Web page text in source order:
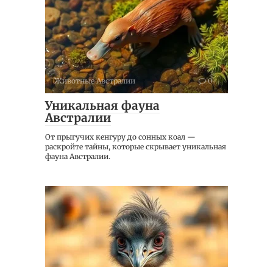
Животные Австралии 0
Уникальная фауна
Австралии
От прыгучих кенгуру до сонных коал —
раскройте тайны, которые скрывает уникальная
фауна Австралии.